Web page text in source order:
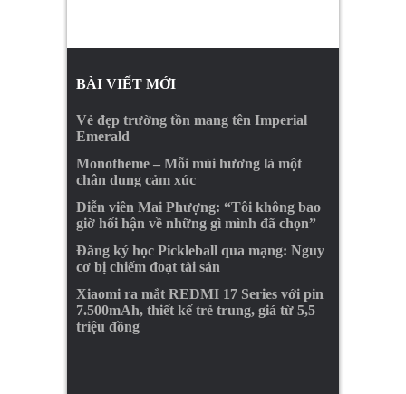
BÀI VIẾT MỚI
Vẻ đẹp trường tồn mang tên Imperial
Emerald
Monotheme – Mỗi mùi hương là một
chân dung cảm xúc
Diễn viên Mai Phượng: “Tôi không bao
giờ hối hận về những gì mình đã chọn”
Đăng ký học Pickleball qua mạng: Nguy
cơ bị chiếm đoạt tài sản
Xiaomi ra mắt REDMI 17 Series với pin
7.500mAh, thiết kế trẻ trung, giá từ 5,5
triệu đồng